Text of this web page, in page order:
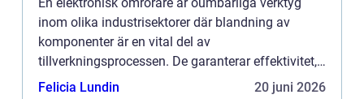
inom olika industrisektorer där blandning av
komponenter är en vital del av
tillverkningsprocessen. De garanterar effektivitet,
reproducerbarhet och kvalitetskontroll vid
Felicia Lundin 20 juni 2026